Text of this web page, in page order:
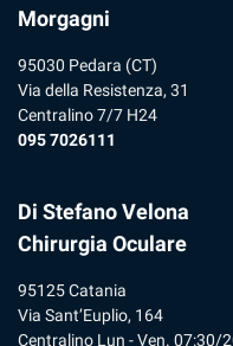
Morgagni
95030 Pedara (CT)
Via della Resistenza, 31
Centralino 7/7 H24
095 7026111
Di Stefano Velona
Chirurgia Oculare
95125 Catania
Via Sant’Euplio, 164
Centralino Lun - Ven. 07:30/